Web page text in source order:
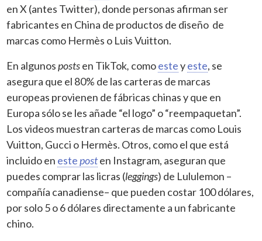
en X (antes Twitter), donde personas afirman ser
fabricantes en China de productos de diseño de
marcas como Hermès o Luis Vuitton.
En algunospostsen TikTok, comoesteyeste, se
asegura que el 80% de las carteras de marcas
europeas provienen de fábricas chinas y que en
Europa sólo se les añade “el logo” o “reempaquetan”.
Los videos muestran carteras de marcas como Louis
Vuitton, Gucci o Hermès. Otros, como el que está
incluido en esteposten Instagram, aseguran que
puedes comprar las licras (leggings) de Lululemon –
compañía canadiense– que pueden costar 100 dólares,
por solo 5 o 6 dólares directamente a un fabricante
chino.